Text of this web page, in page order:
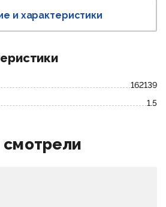
и характеристики
162139
1.5